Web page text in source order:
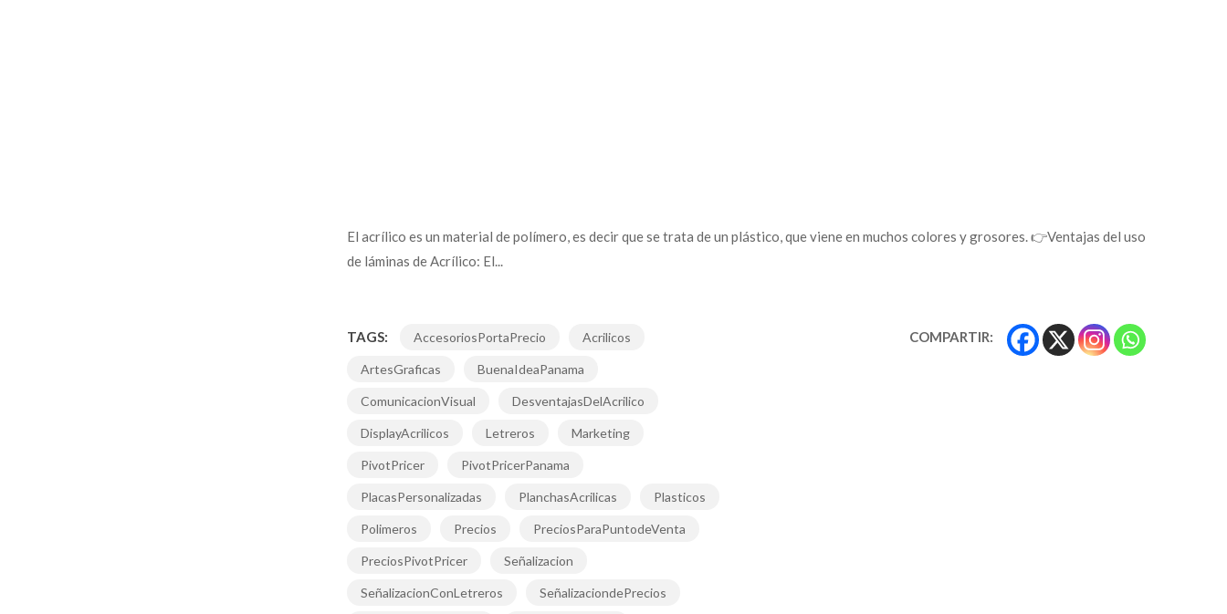
El acrílico es un material de polímero, es decir que se trata de un plástico, que viene en muchos colores y grosores. 👉Ventajas del uso
de láminas de Acrílico: El...
TAGS: AccesoriosPortaPrecio Acrilicos
ArtesGraficas BuenaIdeaPanama
ComunicacionVisual DesventajasDelAcrilico
DisplayAcrilicos Letreros Marketing
PivotPricer PivotPricerPanama
PlacasPersonalizadas PlanchasAcrilicas Plasticos
Polimeros Precios PreciosParaPuntodeVenta
PreciosPivotPricer Señalizacion
SeñalizacionConLetreros SeñalizaciondePrecios
COMPARTIR: